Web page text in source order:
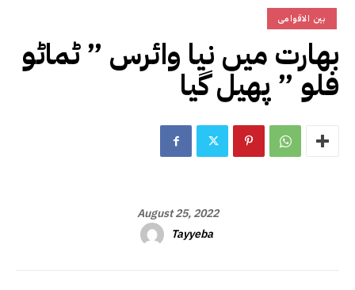
بین الاقوامی
بھارت میں نیا وائرس ” ٹماٹو
فلو ” پھیل گیا
August 25, 2022
Tayyeba